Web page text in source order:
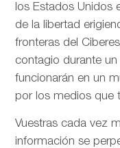
los Estados Unidos
de la libertad
fronteras del
contagio durante
funcionarán en un
por los medios que
Vuestras cada vez
información se